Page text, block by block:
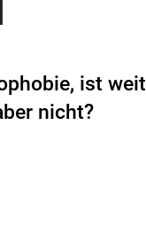
ist weit
nicht?